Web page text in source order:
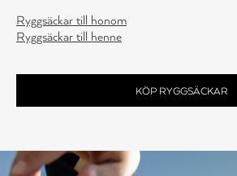
Ryggsäckar till honom
Ryggsäckar till henne
KÖP RYGGSÄCKAR